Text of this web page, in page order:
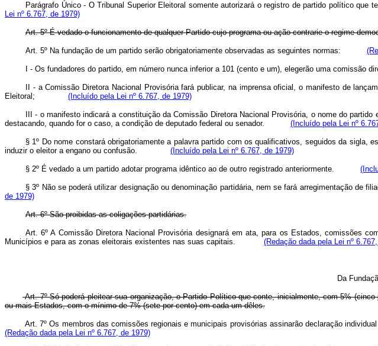
Parágrafo Único - O Tribunal Superior Eleitoral somente autorizará o registro de partido
Lei nº 6.767, de 1979)
Art. 5º É vedado o funcionamento de qualquer Partido cujo programa ou ação contrarie o regime
Art. 5º Na fundação de um partido serão obrigatoriamente observadas as seguintes normas:
I - Os fundadores do partido, em número nunca inferior a 101 (cento e um), elegerão uma
II - a Comissão Diretora Nacional Provisória fará publicar, na imprensa oficial, o manifesto de
Eleitoral; (Incluído pela Lei nº 6.767, de 1979)
III - o manifesto indicará a constituição da Comissão Diretora Nacional Provisória, o nome do
destacando, quando for o caso, a condição de deputado federal ou senador. (Incluído pela Lei nº
§ 1º Do nome constará obrigatoriamente a palavra partido com os qualificativos, seguidos da
induzir o eleitor a engano ou confusão. (Incluído pela Lei nº 6.767, de 1979)
§ 2º É vedado a um partido adotar programa idêntico ao de outro registrado anteriormente.
§ 3º Não se poderá utilizar designação ou denominação partidária, nem se fará
de 1979)
Art. 6º São proibidas as coligações partidárias.
Art. 6º A Comissão Diretora Nacional Provisória designará em ata, para os Estados, comissões
Municípios e para as zonas eleitorais existentes nas suas capitais. (Redação dada pela Lei nº
Da
Art. 7º Só poderá pleitear sua organização, o Partido Político que conte, inicialmente, com 5%
ou mais Estados, com o mínimo de 7% (sete por cento) em cada um dêles.
Art. 7º Os membros das comissões regionais e municipais provisórias assinarão declaração
(Redação dada pela Lei nº 6.767, de 1979)